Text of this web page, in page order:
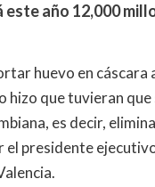
año 12,000
huevo en
hizo que tuvieran
es decir,
el presidente